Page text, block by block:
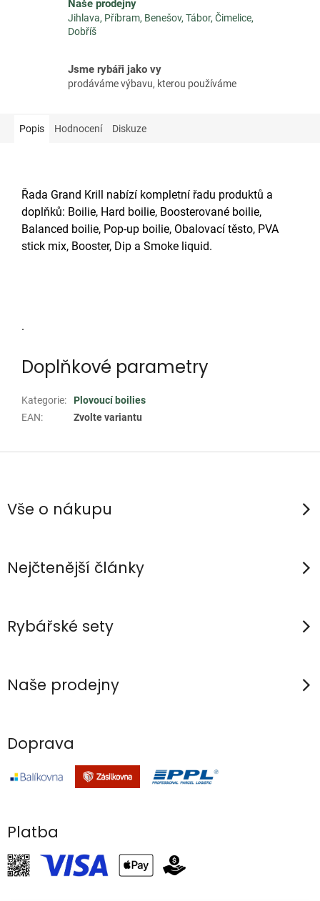
Naše prodejny
Jihlava, Příbram, Benešov, Tábor, Čimelice,
Dobříš
Jsme rybáři jako vy
prodáváme výbavu, kterou používáme
Popis Hodnocení Diskuze
Řada Grand Krill nabízí kompletní řadu produktů a
doplňků: Boilie, Hard boilie, Boosterované boilie,
Balanced boilie, Pop-up boilie, Obalovací těsto, PVA
stick mix, Booster, Dip a Smoke liquid.
.
Doplňkové parametry
Kategorie:
Plovoucí boilies
EAN: Zvolte variantu
Z
pVše o nákupu
Nejčtenější články
Rybářské sety
Naše prodejny
Doprava
Platba